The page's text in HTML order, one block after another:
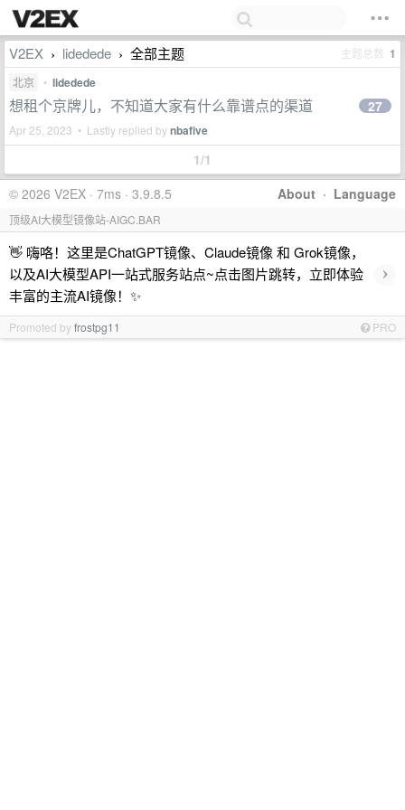
V2EX › lidedede › 全部主题 主题总数 1
北京 • lidedede
想租个京牌儿，不知道大家有什么靠谱点的渠道
Apr 25, 2023 • Lastly replied bynbafive
27
1/1
About · Language
© 2026 V2EX · 7ms · 3.9.8.5
顶级AI大模型镜像站-AIGC.BAR
👋 嗨咯！这里是ChatGPT镜像、Claude镜像 和 Grok镜像，
以及AI大模型API一站式服务站点~点击图片跳转，立即体验
丰富的主流AI镜像！✨
›
Promoted byfrostpg11 PRO